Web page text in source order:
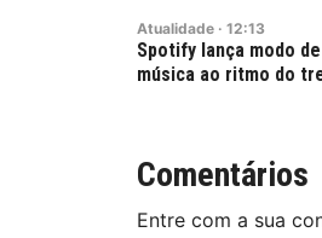
Atualidade · 12:13
Spotify lança modo
música ao ritmo do
Comentários
Entre com a sua